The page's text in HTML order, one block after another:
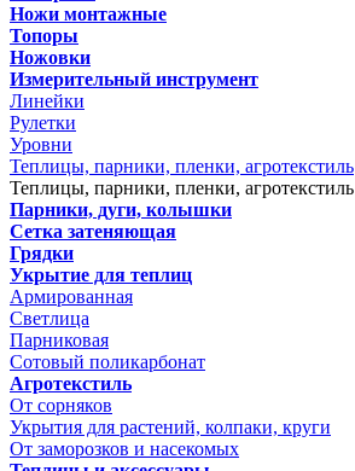
Ножи монтажные
Топоры
Ножовки
Измерительный инструмент
Линейки
Рулетки
Уровни
Теплицы, парники, пленки, агротекстиль
Теплицы, парники, пленки, агротекстиль
Парники, дуги, колышки
Сетка затеняющая
Грядки
Укрытие для теплиц
Армированная
Светлица
Парниковая
Сотовый поликарбонат
Агротекстиль
От сорняков
Укрытия для растений, колпаки, круги
От заморозков и насекомых